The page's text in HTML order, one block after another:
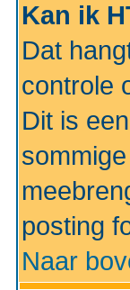
Kan ik
Dat
controle
Dit is een
posting
Naar